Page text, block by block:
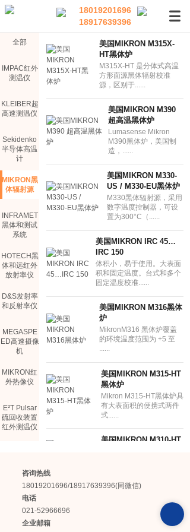
18917639396
18019201696
全部
IMPAC红外
测温仪
KLEIBER超
高速测温仪
Sekidenko
半导体高温
计
MIKRON黑
体辐射源
INFRAMET
黑体和测试
系统
HOTECH黑
体和远红外
放射率仪
D&S发射率
和反射率仪
MEGASPE
ED高速摄像
机
MIKRON红
外热像仪
E²T Pulsar
硫回收装置
红外测温仪
TELOPS制
冷型热像仪
美国MIKRON M315X-
HT黑体炉
M315X-HT 是分体式高温
方形面源黑体辐射校准
源，区别于......
美国MIKRON M390
超高温黑体炉
Lumasense Mikron
M390黑体炉，美国制
造，......
美国MIKRON M330-
US / M330-EU黑体炉
M330黑体辐射源，采用
数字温度控制器，可设
置为300°C（......
美国MIKRON IRC 45…
IRC 150
体积小，易于使用。大表面
积和固定温度。台式和多个
固定温度校准......
美国MIKRON M316黑体
炉
MikronM316 黑体炉覆盖
的环境温度范围为 +5 至
......
美国MIKRON M315-HT
黑体炉
Mikron M315-HT黑体炉具
有大表面积的便携式两件
式......
美国MIKRON M310-HT
型......
美国MIKRON M340黑体
Mikron M340黑体炉，便携
咨询热线
18019201696/18917639396(同微信)
电话
021-52966696
企业邮箱